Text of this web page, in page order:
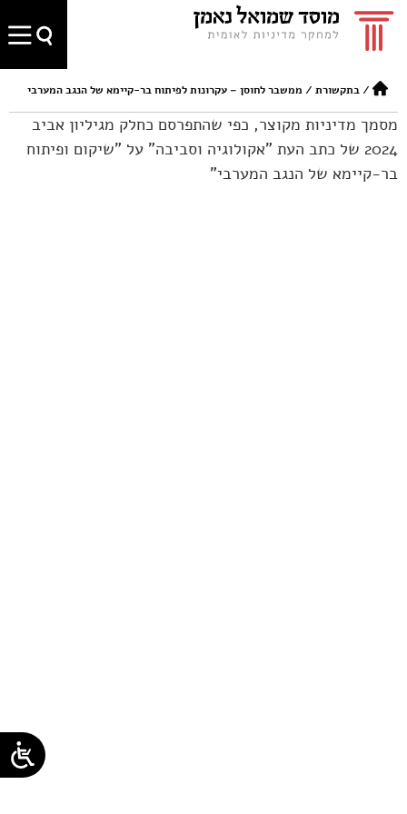
/בתקשורת / ממשבר לחוסן – עקרונות לפיתוח בר-קיימא של הנגב המערבי
מסמך מדיניות מקוצר, כפי שהתפרסם כחלק מגיליון אביב
2024 של כתב העת "אקולוגיה וסביבה" על "שיקום ופיתוח
בר-קיימא של הנגב המערבי"